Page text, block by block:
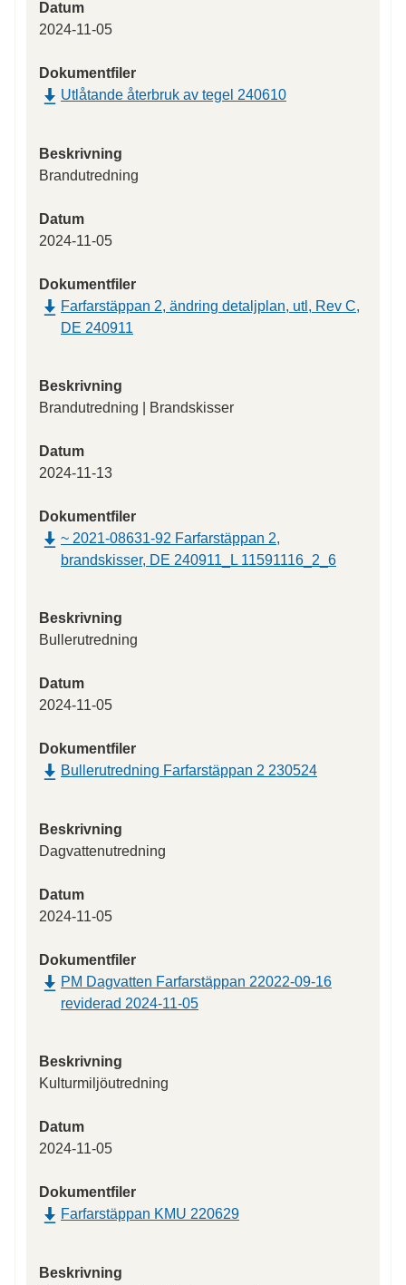
Datum
2024-11-05
Dokumentfiler
Utlåtande återbruk av tegel 240610
Beskrivning
Brandutredning
Datum
2024-11-05
Dokumentfiler
Farfarstäppan 2, ändring detaljplan, utl, Rev C,
DE 240911
Beskrivning
Brandutredning | Brandskisser
Datum
2024-11-13
Dokumentfiler
~ 2021-08631-92 Farfarstäppan 2,
brandskisser, DE 240911_L 11591116_2_6
Beskrivning
Bullerutredning
Datum
2024-11-05
Dokumentfiler
Bullerutredning Farfarstäppan 2 230524
Beskrivning
Dagvattenutredning
Datum
2024-11-05
Dokumentfiler
PM Dagvatten Farfarstäppan 22022-09-16
reviderad 2024-11-05
Beskrivning
Kulturmiljöutredning
Datum
2024-11-05
Dokumentfiler
Farfarstäppan KMU 220629
Beskrivning